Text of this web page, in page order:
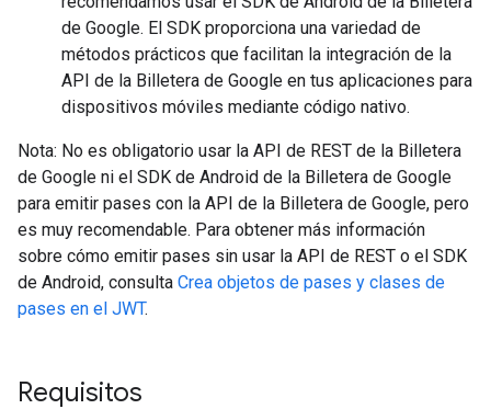
de Google. El SDK proporciona una variedad de
métodos prácticos que facilitan la integración de la
API de la Billetera de Google en tus aplicaciones para
dispositivos móviles mediante código nativo.
Nota: No es obligatorio usar la API de REST de la Billetera
de Google ni el SDK de Android de la Billetera de Google
para emitir pases con la API de la Billetera de Google, pero
es muy recomendable. Para obtener más información
sobre cómo emitir pases sin usar la API de REST o el SDK
de Android, consulta Crea objetos de pases y clases de
pases en el JWT.
Requisitos